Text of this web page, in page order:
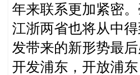
年来联系更加紧密
江浙两省也将从中
发带来的新形势最
开发浦东，开放浦